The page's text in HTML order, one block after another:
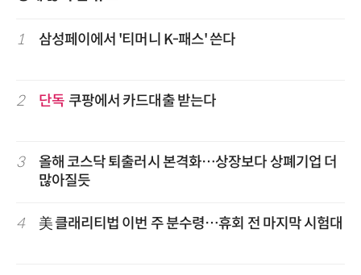
1 삼성페이에서 '티머니 K-패스' 쓴다
2 단독 쿠팡에서 카드대출 받는다
3
올해 코스닥 퇴출러시 본격화…상장보다 상폐기업 더
많아질듯
4 美 클래리티법 이번 주 분수령…휴회 전 마지막 시험대